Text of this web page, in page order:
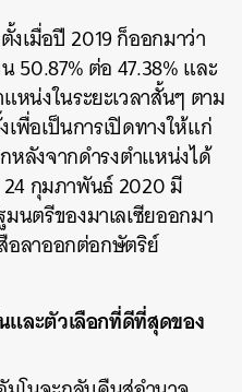
เมื่อปี 2019 ก็ออกมาว่า
ต่อ 47.38% และ
หน่งในระยะเวลาสั้นๆ ตาม
พื่อเป็นการเปิดทางให้แก่
หลังจากดำรงตำแหน่งได้
24 กุมภาพันธ์ 2020 มี
นตรีของมาเลเซียออกมา
อลาออกต่อกษัตริย์
และตัวเลือกที่ดีที่สุดของ